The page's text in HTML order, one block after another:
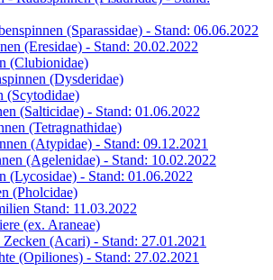
(Sparassidae) - Stand: 06.06.2022
(Eresidae) - Stand: 20.02.2022
(Clubionidae)
(Dysderidae)
(Scytodidae)
(Salticidae) - Stand: 01.06.2022
(Tetragnathidae)
(Atypidae) - Stand: 09.12.2021
(Agelenidae) - Stand: 10.02.2022
(Lycosidae) - Stand: 01.06.2022
(Pholcidae)
Stand: 11.03.2022
(ex. Araneae)
(Acari) - Stand: 27.01.2021
(Opiliones) - Stand: 27.02.2021